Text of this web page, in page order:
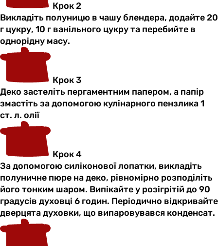
Крок 2
Викладіть полуницю в чашу блендера, додайте 20
г цукру, 10 г ванільного цукру та перебийте в
однорідну масу.
Крок 3
Деко застеліть пергаментним папером, а папір
змастіть за допомогою кулінарного пензлика 1
ст. л. олії
Крок 4
За допомогою силіконової лопатки, викладіть
полуничне пюре на деко, рівномірно розподіліть
його тонким шаром. Випікайте у розігрітій до 90
градусів духовці 6 годин. Періодично відкривайте
дверцята духовки, що випаровувався конденсат.